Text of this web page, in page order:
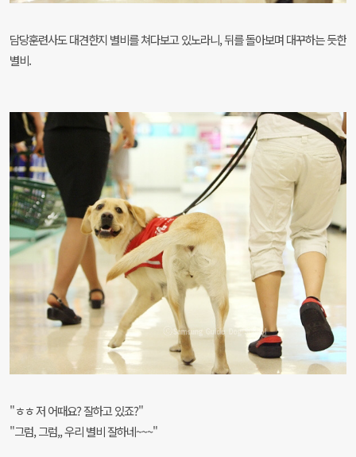
담당훈련사도 대견한지 별비를 쳐다보고 있노라니, 뒤를 돌아보며 대꾸하는 듯한
별비.
"ㅎㅎ 저 어때요? 잘하고 있죠?"
"그럼, 그럼,, 우리 별비 잘하네~~~"